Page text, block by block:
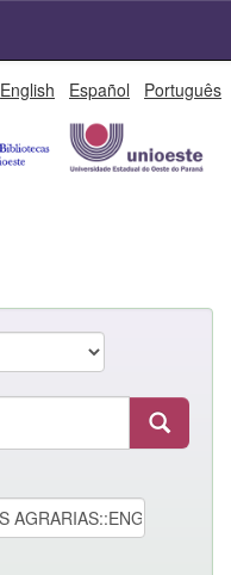
English Español Português